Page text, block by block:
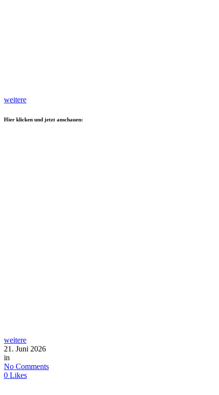
weitere
Hier klicken und jetzt anschauen:
weitere
21. Juni 2026
in
No Comments
0 Likes